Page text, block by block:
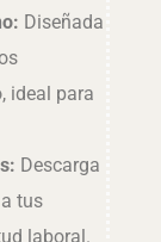
Diseñada
ideal para
Descarga
tus
laboral.